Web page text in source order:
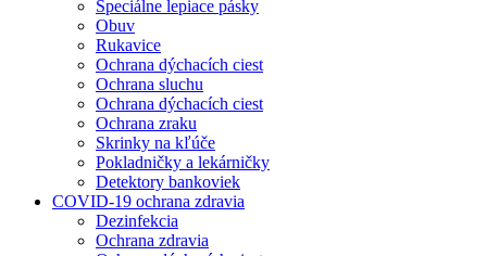
Špeciálne lepiace pásky
Obuv
Rukavice
Ochrana dýchacích ciest
Ochrana sluchu
Ochrana dýchacích ciest
Ochrana zraku
Skrinky na kľúče
Pokladničky a lekárničky
Detektory bankoviek
COVID-19 ochrana zdravia
Dezinfekcia
Ochrana zdravia